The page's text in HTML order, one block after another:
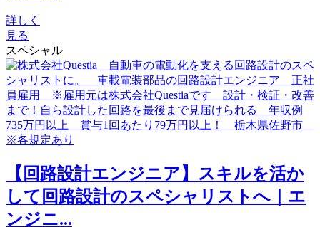
詳しく
見る
スペシャル
【回路設計エンジニア】スキルを活か
して回路設計のスペシャリストへ｜エ
ンジニ...